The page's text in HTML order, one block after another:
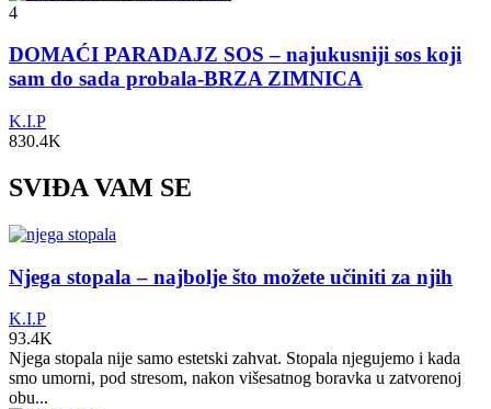
4
DOMAĆI PARADAJZ SOS – najukusniji sos koji
sam do sada probala-BRZA ZIMNICA
K.I.P
830.4K
SVIĐA VAM SE
Njega stopala – najbolje što možete učiniti za njih
K.I.P
93.4K
Njega stopala nije samo estetski zahvat. Stopala njegujemo i kada
smo umorni, pod stresom, nakon višesatnog boravka u zatvorenoj
obu...